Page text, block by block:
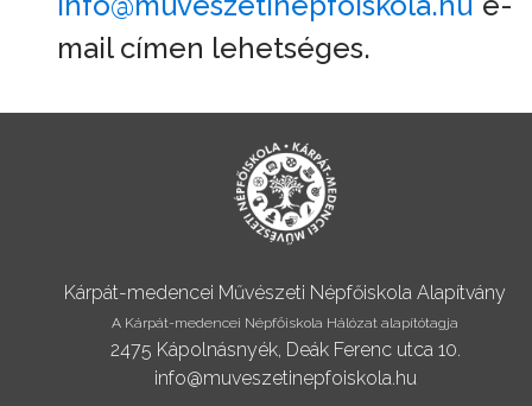
mail címen lehetséges.
Kárpát-medencei Művészeti Népfőiskola Alapítvány
A Kárpát-medencei Népfőiskola Hálózat alapítótagja
2475 Kápolnásnyék, Deák Ferenc utca 10.
info@muveszetinepfoiskola.hu